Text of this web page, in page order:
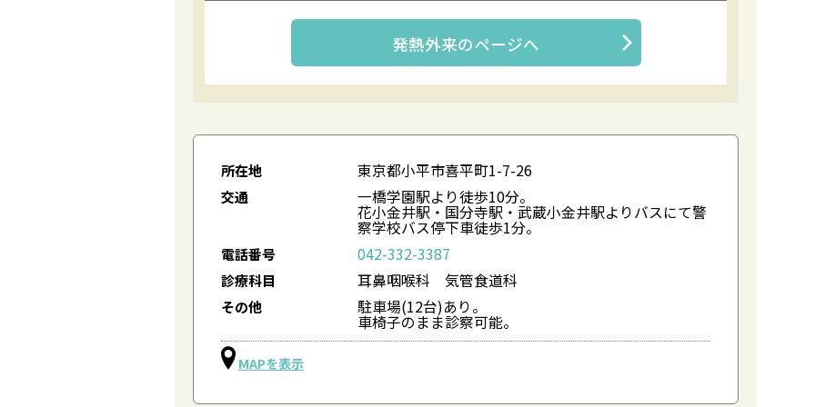
発熱外来のページへ
所在地 東京都小平市喜平町1-7-26
交通 一橋学園駅より徒歩10分。
花小金井駅・国分寺駅・武蔵小金井駅よりバスにて警
察学校バス停下車徒歩1分。
電話番号 042-332-3387
診療科目 耳鼻咽喉科 気管食道科
その他 駐車場(12台)あり。
車椅子のまま診察可能。
MAPを表示